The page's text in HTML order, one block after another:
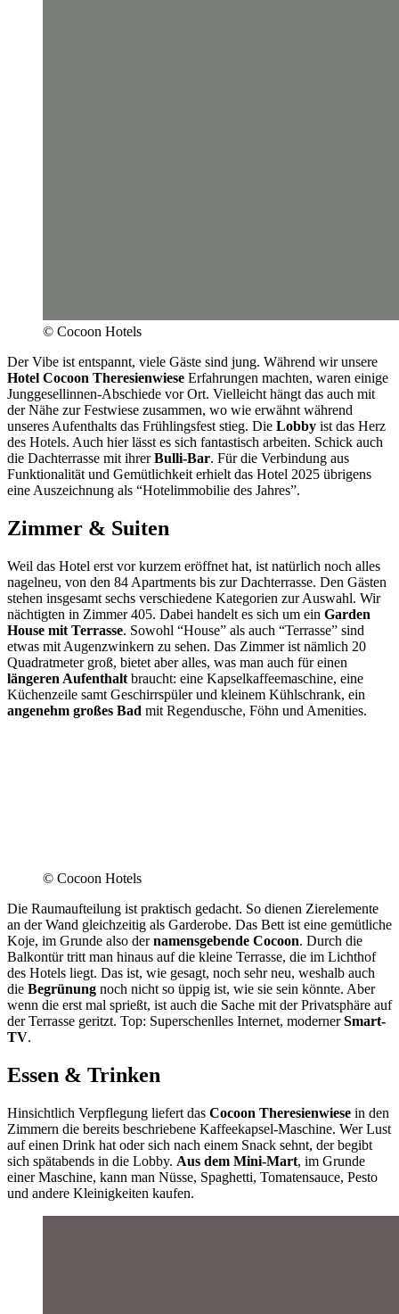
© Cocoon Hotels
Der Vibe ist entspannt, viele Gäste sind jung. Während wir unsere
Hotel Cocoon Theresienwiese Erfahrungen machten, waren einige
Junggesellinnen-Abschiede vor Ort. Vielleicht hängt das auch mit
der Nähe zur Festwiese zusammen, wo wie erwähnt während
unseres Aufenthalts das Frühlingsfest stieg. Die Lobby ist das Herz
des Hotels. Auch hier lässt es sich fantastisch arbeiten. Schick auch
die Dachterrasse mit ihrerBulli-Bar. Für die Verbindung aus
Funktionalität und Gemütlichkeit erhielt das Hotel 2025 übrigens
eine Auszeichnung als “Hotelimmobilie des Jahres”.
Zimmer & Suiten
Weil das Hotel erst vor kurzem eröffnet hat, ist natürlich noch alles
nagelneu, von den 84 Apartments bis zur Dachterrasse. Den Gästen
stehen insgesamt sechs verschiedene Kategorien zur Auswahl. Wir
nächtigten in Zimmer 405. Dabei handelt es sich um ein Garden
House mit Terrasse. Sowohl “House” als auch “Terrasse” sind
etwas mit Augenzwinkern zu sehen. Das Zimmer ist nämlich 20
Quadratmeter groß, bietet aber alles, was man auch für einen
längeren Aufenthalt braucht: eine Kapselkaffeemaschine, eine
Küchenzeile samt Geschirrspüler und kleinem Kühlschrank, ein
angenehm großes Bad mit Regendusche, Föhn und Amenities.
© Cocoon Hotels
Die Raumaufteilung ist praktisch gedacht. So dienen Zierelemente
an der Wand gleichzeitig als Garderobe. Das Bett ist eine gemütliche
Koje, im Grunde also dernamensgebende Cocoon. Durch die
Balkontür tritt man hinaus auf die kleine Terrasse, die im Lichthof
des Hotels liegt. Das ist, wie gesagt, noch sehr neu, weshalb auch
die Begrünung noch nicht so üppig ist, wie sie sein könnte. Aber
wenn die erst mal sprießt, ist auch die Sache mit der Privatsphäre auf
der Terrasse geritzt. Top: Superschenlles Internet, modernerSmart-
TV.
Essen & Trinken
Hinsichtlich Verpflegung liefert das Cocoon Theresienwiese in den
Zimmern die bereits beschriebene Kaffeekapsel-Maschine. Wer Lust
auf einen Drink hat oder sich nach einem Snack sehnt, der begibt
sich spätabends in die Lobby. Aus dem Mini-Mart, im Grunde
einer Maschine, kann man Nüsse, Spaghetti, Tomatensauce, Pesto
und andere Kleinigkeiten kaufen.